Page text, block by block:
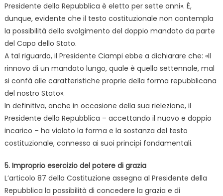
Presidente della Repubblica è eletto per sette anni». É,
dunque, evidente che il testo costituzionale non contempla
la possibilità dello svolgimento del doppio mandato da parte
del Capo dello Stato.
A tal riguardo, il Presidente Ciampi ebbe a dichiarare che: «Il
rinnovo di un mandato lungo, quale è quello settennale, mal
si confà alle caratteristiche proprie della forma repubblicana
del nostro Stato».
In definitiva, anche in occasione della sua rielezione, il
Presidente della Repubblica – accettando il nuovo e doppio
incarico – ha violato la forma e la sostanza del testo
costituzionale, connesso ai suoi principi fondamentali.
5. Improprio esercizio del potere di grazia
L’articolo 87 della Costituzione assegna al Presidente della
Repubblica la possibilità di concedere la grazia e di